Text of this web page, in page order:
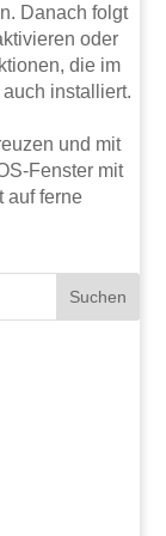
Danach folgt
oder
die im
installiert.
und mit
Fenster mit
auf ferne